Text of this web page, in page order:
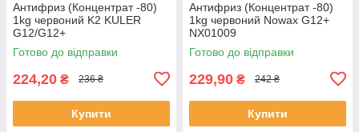
Антифриз (Концентрат -80)
1kg червоний K2 KULER
G12/G12+
Готово до відправки
224,20 ₴ 236 ₴
Купити
Антифриз (Концентрат -80)
1kg червоний Nowax G12+
NX01009
Готово до відправки
229,90 ₴ 242 ₴
Купити